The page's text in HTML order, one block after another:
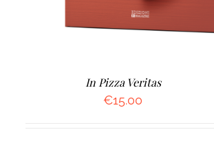
In Pizza Veritas
€15.00